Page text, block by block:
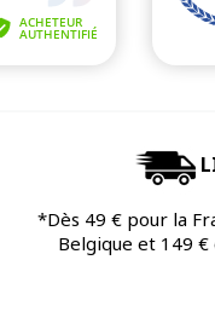
*Dès 49 € pour la
Belgique et 149